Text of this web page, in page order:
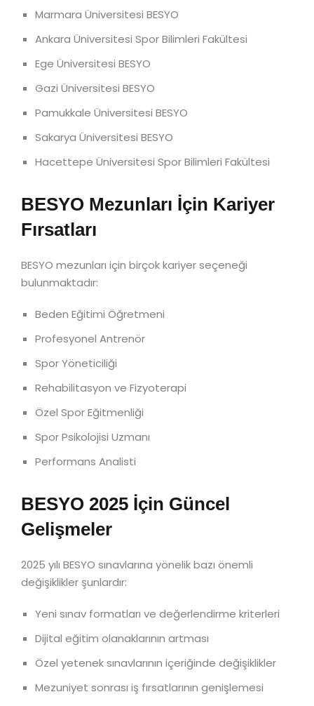
Marmara Üniversitesi BESYO
Ankara Üniversitesi Spor Bilimleri Fakültesi
Ege Üniversitesi BESYO
Gazi Üniversitesi BESYO
Pamukkale Üniversitesi BESYO
Sakarya Üniversitesi BESYO
Hacettepe Üniversitesi Spor Bilimleri Fakültesi
BESYO Mezunları İçin Kariyer
Fırsatları
BESYO mezunları için birçok kariyer seçeneği
bulunmaktadır:
Beden Eğitimi Öğretmeni
Profesyonel Antrenör
Spor Yöneticiliği
Rehabilitasyon ve Fizyoterapi
Özel Spor Eğitmenliği
Spor Psikolojisi Uzmanı
Performans Analisti
BESYO 2025 İçin Güncel
Gelişmeler
2025 yılı BESYO sınavlarına yönelik bazı önemli
değişiklikler şunlardır:
Yeni sınav formatları ve değerlendirme kriterleri
Dijital eğitim olanaklarının artması
Özel yetenek sınavlarının içeriğinde değişiklikler
Mezuniyet sonrası iş fırsatlarının genişlemesi